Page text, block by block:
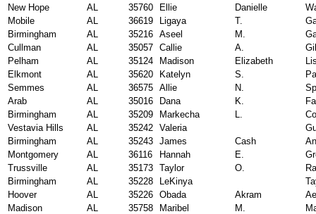
New Hope
AL 35760 Ellie Danielle
Mobile
AL 36619 Ligaya T.
Birmingham
AL 35216 Aseel M.
Cullman
AL 35057 Callie A.
Pelham
AL 35124 Madison Elizabeth
Elkmont
AL 35620 Katelyn S.
Semmes
AL 36575 Allie N.
Arab
AL 35016 Dana K.
Birmingham
AL 35209 Markecha L.
Vestavia Hills
AL 35242 Valeria
Birmingham
AL 35243 James Cash
Montgomery
AL 36116 Hannah E.
Trussville
AL 35173 Taylor O.
Birmingham
AL 35228 LeKinya
Hoover
AL 35226 Obada Akram
Madison
AL 35758 Maribel M.